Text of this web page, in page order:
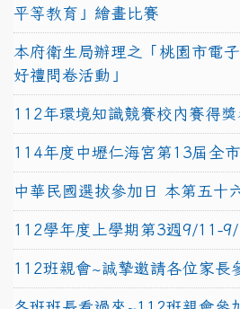
平等教育」繪畫比賽
本府衛生局辦理之「桃園市電
好禮問卷活動」
112年環境知識競賽校內賽得獎
114年度中壢仁海宮第13屆全
中華民國選拔參加日 本第五十
112學年度上學期第3週9/11-
112班親會~誠摯邀請各位家長